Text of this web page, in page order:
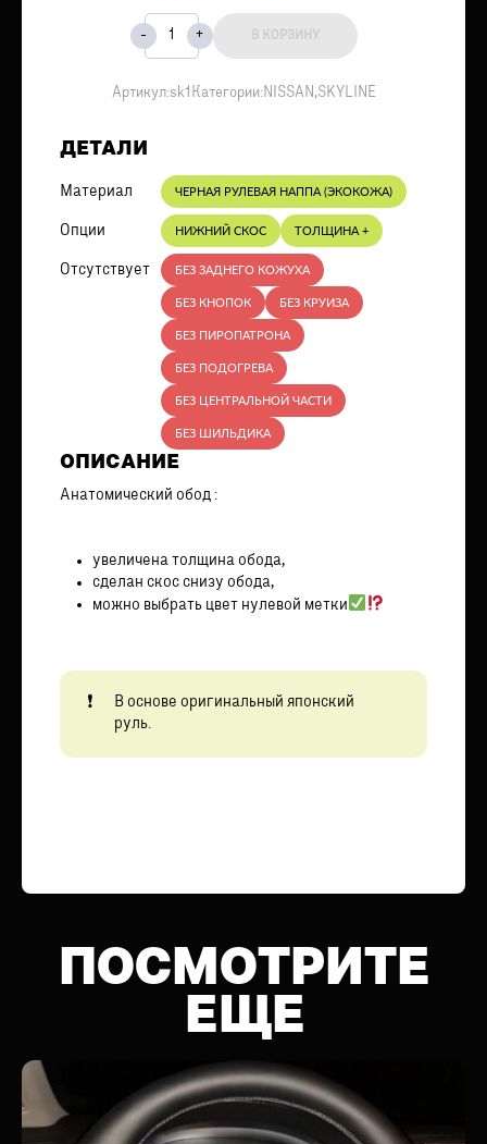
В КОРЗИНУ
Артикул:sk1 Категории: NISSAN ,SKYLINE
ОПИСАНИЕ
Анатомический обод :
увеличена толщина обода,
сделан скос снизу обода,
можно выбрать цвет нулевой метки
В основе оригинальный японский
руль.
ДЕТАЛИ
Материал ЧЕРНАЯ РУЛЕВАЯ НАППА (ЭКОКОЖА)
Опции НИЖНИЙ СКОС ТОЛЩИНА +
Отсутствует БЕЗ ЗАДНЕГО КОЖУХА
БЕЗ КНОПОК БЕЗ КРУИЗА
БЕЗ ПИРОПАТРОНА
БЕЗ ПОДОГРЕВА
БЕЗ ЦЕНТРАЛЬНОЙ ЧАСТИ
БЕЗ ШИЛЬДИКА
ПОСМОТРИТЕ
ЕЩЕ